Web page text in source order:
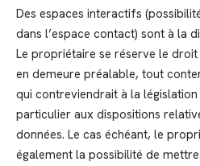
Des espaces interactifs
dans l’espace contact) sont à la
Le propriétaire se réserve le
en demeure préalable, tout
qui contreviendrait à la
particulier aux dispositions
données. Le cas échéant, le
également la possibilité de